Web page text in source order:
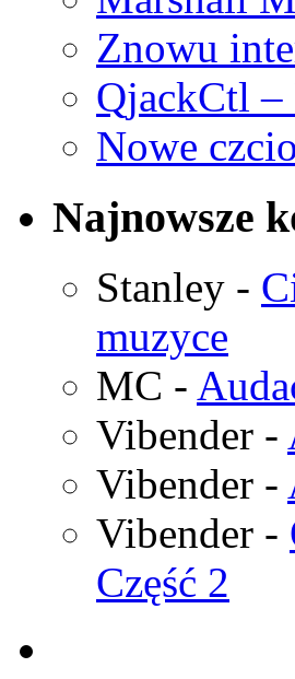
Znowu
QjackCtl –
Nowe
Najnowsze
Stanley -
muzyce
MC -
Vibender -
Vibender -
Vibender -
Część 2